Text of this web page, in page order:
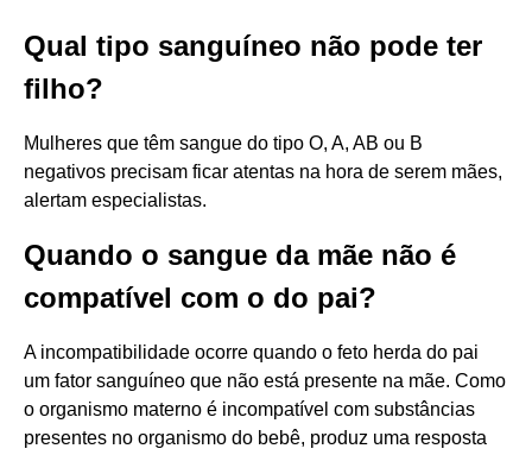
Qual tipo sanguíneo não pode ter
filho?
Mulheres que têm sangue do tipo O, A, AB ou B
negativos precisam ficar atentas na hora de serem mães,
alertam especialistas.
Quando o sangue da mãe não é
compatível com o do pai?
A incompatibilidade ocorre quando o feto herda do pai
um fator sanguíneo que não está presente na mãe. Como
o organismo materno é incompatível com substâncias
presentes no organismo do bebê, produz uma resposta